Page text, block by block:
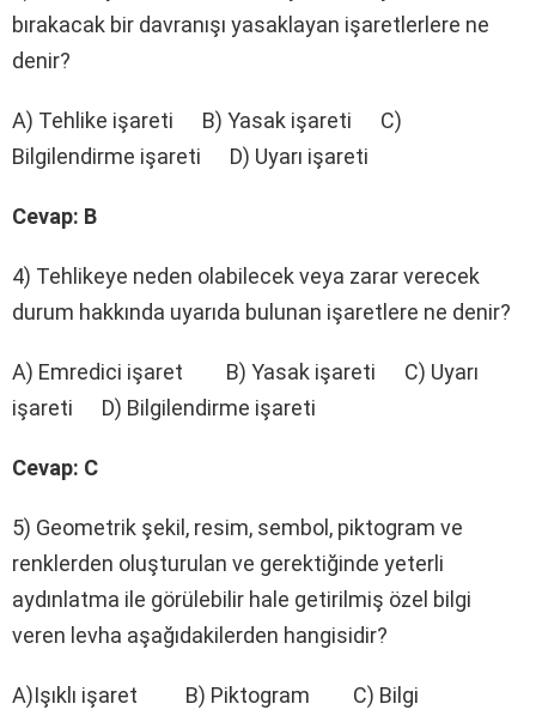
bırakacak bir davranışı yasaklayan işaretlerlere ne
denir?
A) Tehlike işareti B) Yasak işareti C)
Bilgilendirme işareti D) Uyarı işareti
Cevap: B
4) Tehlikeye neden olabilecek veya zarar verecek
durum hakkında uyarıda bulunan işaretlere ne denir?
A) Emredici işaret B) Yasak işareti C) Uyarı
işareti D) Bilgilendirme işareti
Cevap: C
5) Geometrik şekil, resim, sembol, piktogram ve
renklerden oluşturulan ve gerektiğinde yeterli
aydınlatma ile görülebilir hale getirilmiş özel bilgi
veren levha aşağıdakilerden hangisidir?
A)Işıklı işaret B) Piktogram C) Bilgi